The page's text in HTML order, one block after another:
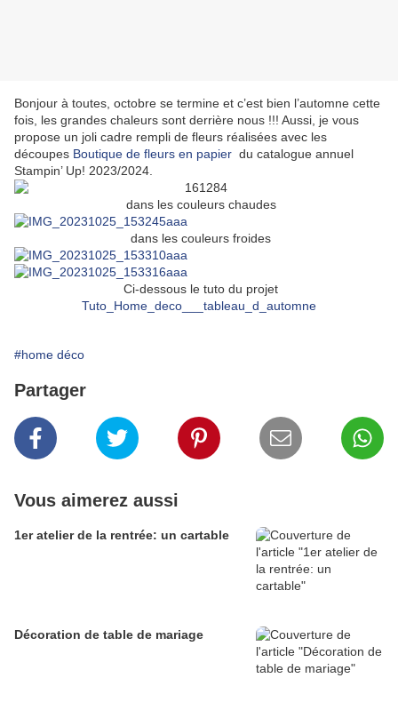
Bonjour à toutes, octobre se termine et c’est bien l’automne cette
fois, les grandes chaleurs sont derrière nous !!! Aussi, je vous
propose un joli cadre rempli de fleurs réalisées avec les
découpes Boutique de fleurs en papier du catalogue annuel
Stampin’ Up! 2023/2024.
dans les couleurs chaudes
dans les couleurs froides
Ci-dessous le tuto du projet
Tuto_Home_deco___tableau_d_automne
#home déco
Partager
Vous aimerez aussi
1er atelier de la rentrée: un cartable
Décoration de table de mariage